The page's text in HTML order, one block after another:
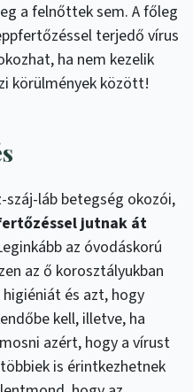
a felnőttek sem. A főleg
terjedő vírus
ha nem kezelik
körülmények között!
száj-láb betegség okozói,
jutnak át
az óvodáskorú
az ő korosztályukban
és azt, hogy
kell, illetve, ha
azért, hogy a vírust
is érintkezhetnek